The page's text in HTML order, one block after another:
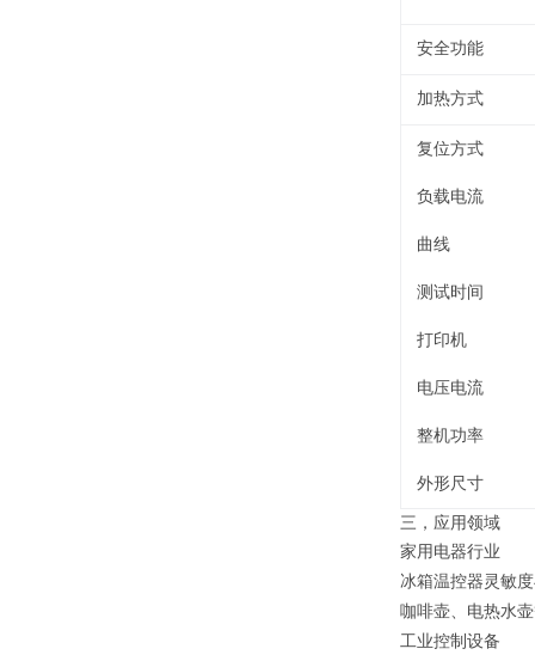
安全功能
加热方式
复位方式
负载电流
曲线
测试时间
打印机
电压电流
整机功率
外形尺寸
三， 应用领域
家用电器行业
冰箱温控器灵敏
咖啡壶、电热水
工业控制设备